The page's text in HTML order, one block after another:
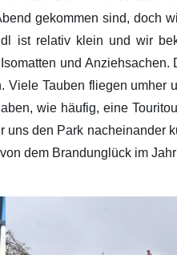
gekommen sind, doch
ist relativ klein und wir
und Anziehsachen.
Tauben fliegen umher
wie häufig, eine
den Park nacheinander
dem Brandunglück im